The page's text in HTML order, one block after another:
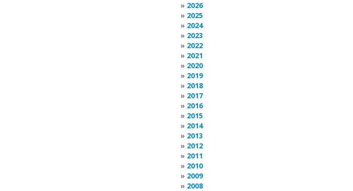
2026
2025
2024
2023
2022
2021
2020
2019
2018
2017
2016
2015
2014
2013
2012
2011
2010
2009
2008